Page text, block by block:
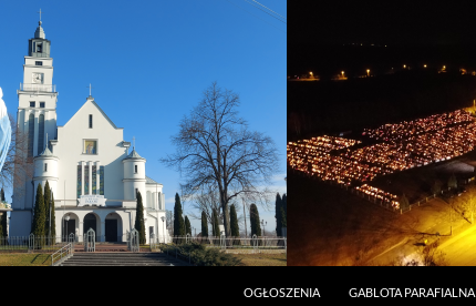
OGŁOSZENIA
GABLOTA PARAFIALNA